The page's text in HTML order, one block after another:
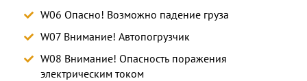
W06 Опасно! Возможно падение груза
W07 Внимание! Автопогрузчик
W08 Внимание! Опасность поражения
электрическим током